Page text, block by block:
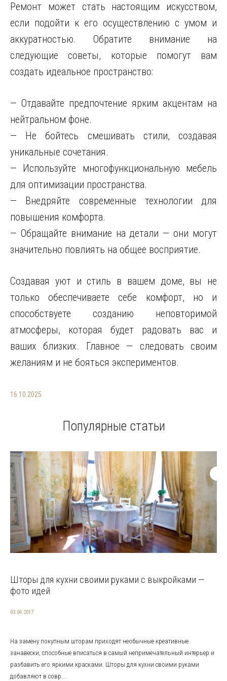
Ремонт может стать настоящим искусством,
если подойти к его осуществлению с умом и
аккуратностью. Обратите внимание на
следующие советы, которые помогут вам
создать идеальное пространство:
— Отдавайте предпочтение ярким акцентам на
нейтральном фоне.
— Не бойтесь смешивать стили, создавая
уникальные сочетания.
— Используйте многофункциональную мебель
для оптимизации пространства.
— Внедряйте современные технологии для
повышения комфорта.
— Обращайте внимание на детали — они могут
значительно повлиять на общее восприятие.
Создавая уют и стиль в вашем доме, вы не
только обеспечиваете себе комфорт, но и
способствуете созданию неповторимой
атмосферы, которая будет радовать вас и
ваших близких. Главное — следовать своим
желаниям и не бояться экспериментов.
16.10.2025
Популярные статьи
Шторы для кухни своими руками с выкройками —
фото идей
03.04.2017
На замену покупным шторам приходят необычные креативные
занавески, способные вписаться в самый непримечательный интерьер и
разбавить его яркими красками. Шторы для кухни своими руками
добавляют в совр...